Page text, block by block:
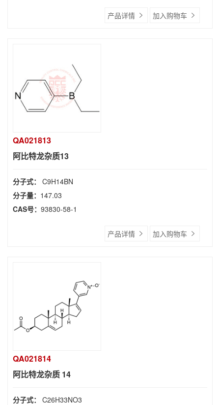
产品详情 加入购物车
QA021813
阿比特龙杂质13
分子式： C9H14BN
分子量： 147.03
CAS号： 93830-58-1
产品详情 加入购物车
QA021814
阿比特龙杂质 14
分子式： C26H33NO3